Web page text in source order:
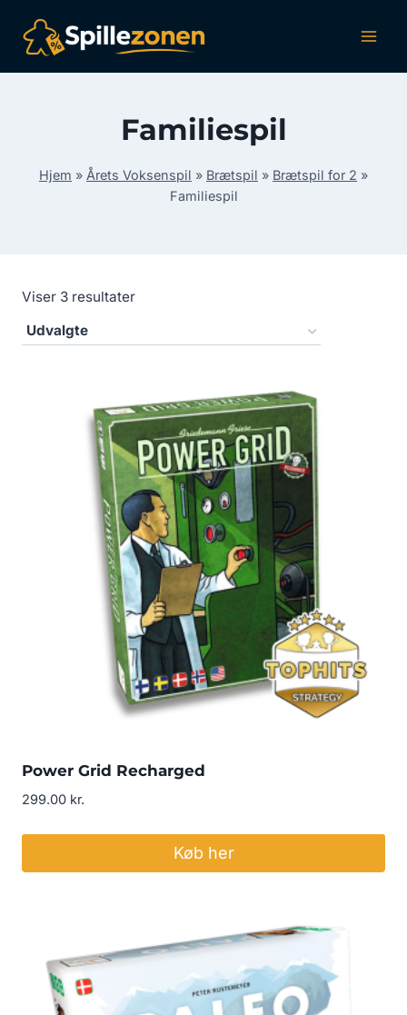
indhold
Familiespil
Hjem » Årets Voksenspil » Brætspil » Brætspil for 2 »
Familiespil
Viser 3 resultater
Power Grid Recharged
299.00 kr.
Køb her